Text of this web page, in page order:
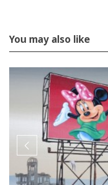
You may also like